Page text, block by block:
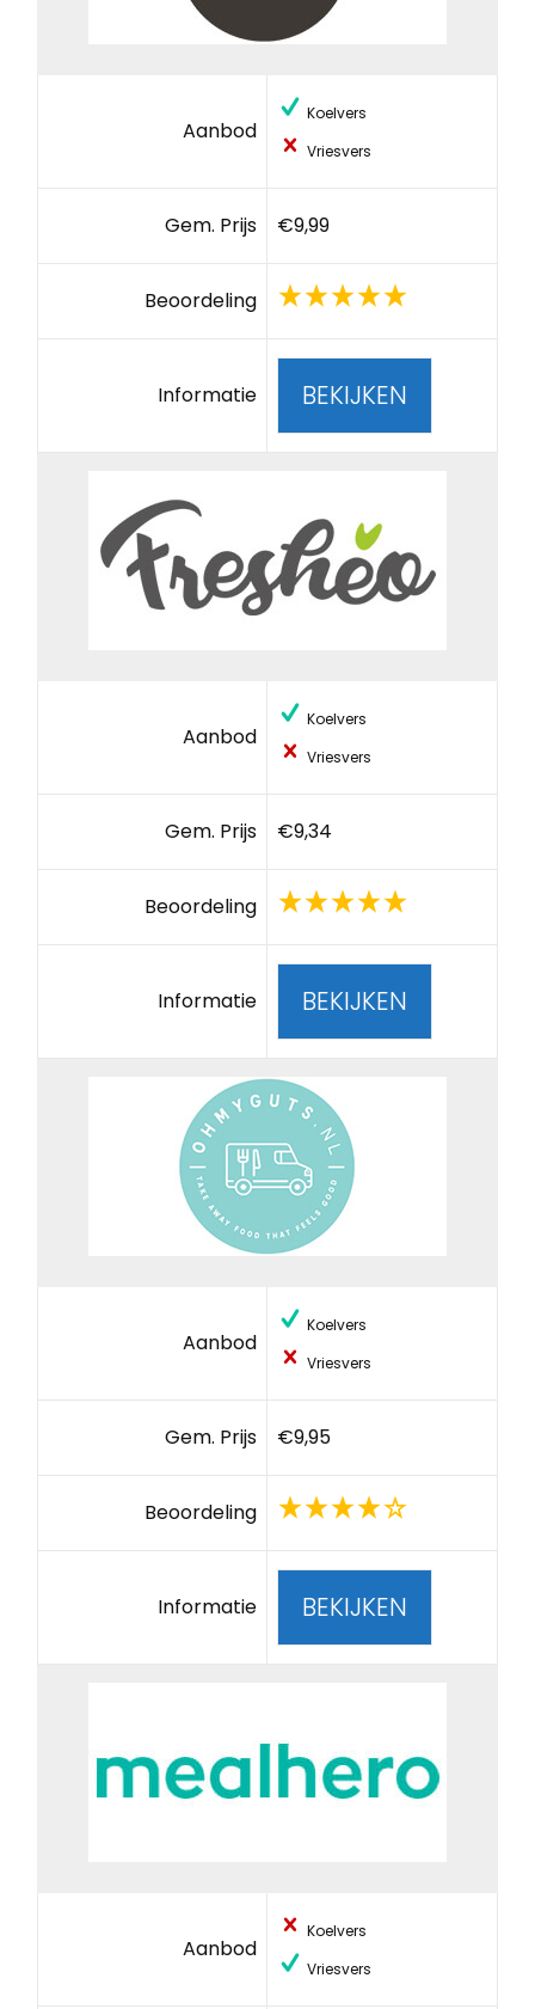
Aanbod
Koelvers
Vriesvers
Gem. Prijs €9,99
Beoordeling
Informatie BEKIJKEN
Aanbod
Koelvers
Vriesvers
Gem. Prijs €9,34
Beoordeling
Informatie BEKIJKEN
Aanbod
Koelvers
Vriesvers
Gem. Prijs €9,95
Beoordeling
Informatie BEKIJKEN
Aanbod
Koelvers
Vriesvers